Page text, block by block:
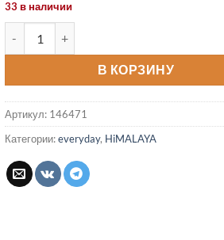
33 в наличии
В КОРЗИНУ
Артикул: 146471
Категории:everyday, HiMALAYA